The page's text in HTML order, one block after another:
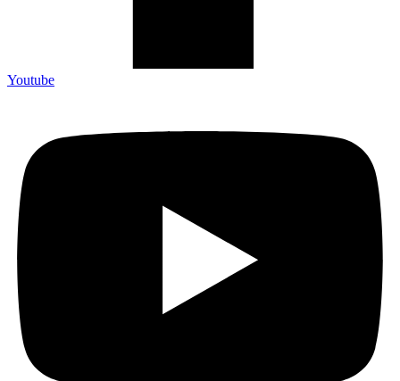
Youtube